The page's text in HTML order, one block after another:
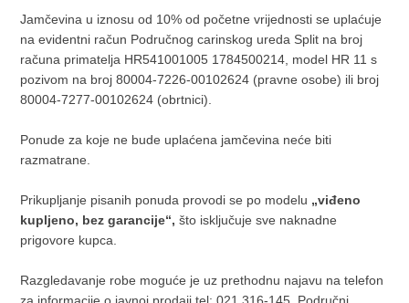
Jamčevina u iznosu od 10% od početne vrijednosti se uplaćuje
na evidentni račun Područnog carinskog ureda Split na broj
računa primatelja HR541001005 1784500214, model HR 11 s
pozivom na broj 80004-7226-00102624 (pravne osobe) ili broj
80004-7277-00102624 (obrtnici).
Ponude za koje ne bude uplaćena jamčevina neće biti
razmatrane.
Prikupljanje pisanih ponuda provodi se po modelu „viđeno
kupljeno, bez garancije“,što isključuje sve naknadne
prigovore kupca.
Razgledavanje robe moguće je uz prethodnu najavu na telefon